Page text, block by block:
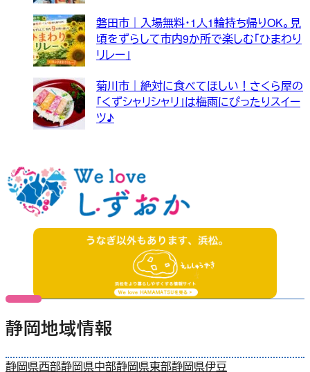
磐田市｜入場無料・1人1輪持ち帰りOK。見
頃をずらして市内9か所で楽しむ「ひまわり
リレー」
菊川市｜絶対に食べてほしい！さくら屋の
「くずシャリシャリ」は梅雨にぴったりスイー
ツ♪
静岡地域情報
静岡県西部静岡県中部静岡県東部静岡県伊豆